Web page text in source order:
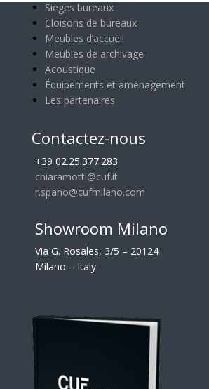
Sièges bureaux
Cloisons de bureaux
Meubles d’accueil
Meubles de archivage
Acoustique
Équipements et aménagement
Les partenaires
Contactez-nous
+39 02.25.377.283
chiaramotti@cuf.it
r.spano@cufmilano.com
Showroom Milano
Via G. Rosales, 3/5 – 20124
Milano – Italy